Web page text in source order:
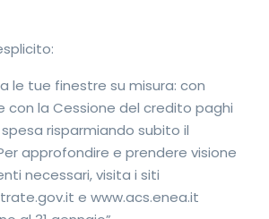
le tue finestre su misura: con
con la Cessione del credito paghi
risparmiando subito il
approfondire e prendere visione
necessari, visita i siti
e www.acs.enea.it